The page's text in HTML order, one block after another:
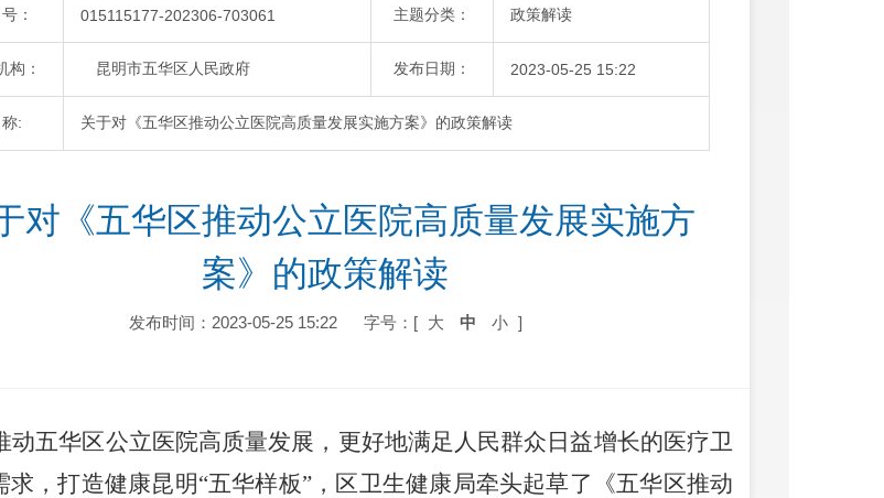
： 015115177-202306-703061 主题分类： 政策解读
构： 昆明市五华区人民政府 发布日期： 2023-05-25 15:22
: 关于对《五华区推动公立医院高质量发展实施方案》的政策解读
对《五华区推动公立医院高质量发展实施方
案》的政策解读
发布时间：2023-05-25 15:22 字号：[ 大 中 小 ]
动五华区公立医院高质量发展 ， 更好地满足人民群众日益增长的医疗卫
求 ，打造健康昆明“五华样板”，区卫生健康局牵头起草了《五华区推动